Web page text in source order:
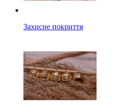
Захисне покриття